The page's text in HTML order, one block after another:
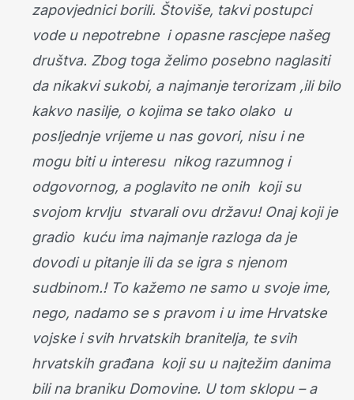
zapovjednici borili. Štoviše, takvi postupci
vode u nepotrebne i opasne rascjepe našeg
društva. Zbog toga želimo posebno naglasiti
da nikakvi sukobi, a najmanje terorizam ,ili bilo
kakvo nasilje, o kojima se tako olako u
posljednje vrijeme u nas govori, nisu i ne
mogu biti u interesu nikog razumnog i
odgovornog, a poglavito ne onih koji su
svojom krvlju stvarali ovu državu! Onaj koji je
gradio kuću ima najmanje razloga da je
dovodi u pitanje ili da se igra s njenom
sudbinom.! To kažemo ne samo u svoje ime,
nego, nadamo se s pravom i u ime Hrvatske
vojske i svih hrvatskih branitelja, te svih
hrvatskih građana koji su u najtežim danima
bili na braniku Domovine. U tom sklopu – a